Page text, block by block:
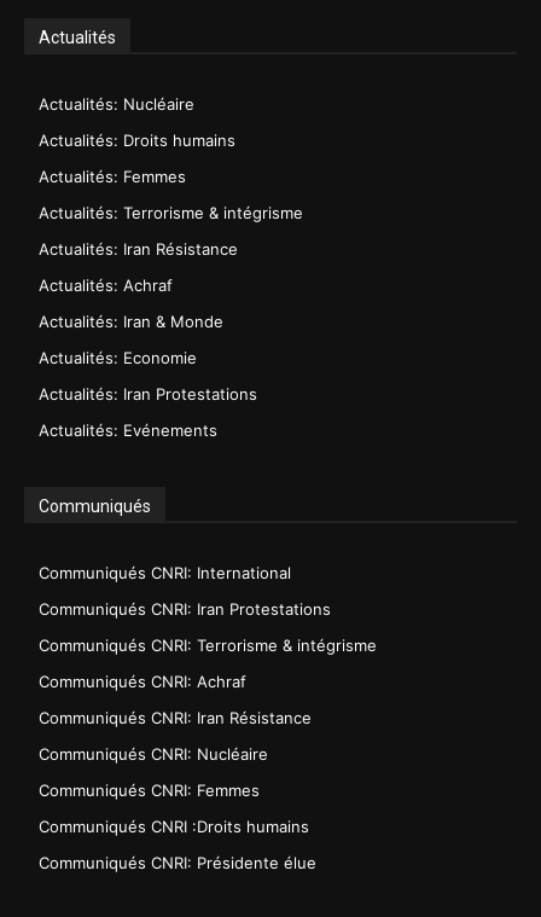
Actualités
Actualités: Nucléaire
Actualités: Droits humains
Actualités: Femmes
Actualités: Terrorisme & intégrisme
Actualités: Iran Résistance
Actualités: Achraf
Actualités: Iran & Monde
Actualités: Economie
Actualités: Iran Protestations
Actualités: Evénements
Communiqués
Communiqués CNRI: International
Communiqués CNRI: Iran Protestations
Communiqués CNRI: Terrorisme & intégrisme
Communiqués CNRI: Achraf
Communiqués CNRI: Iran Résistance
Communiqués CNRI: Nucléaire
Communiqués CNRI: Femmes
Communiqués CNRI :Droits humains
Communiqués CNRI: Présidente élue